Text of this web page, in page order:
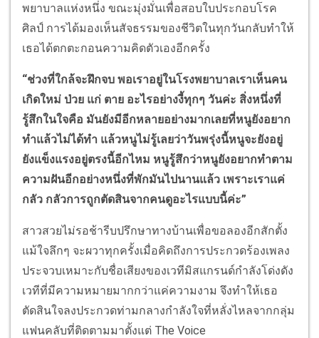
พยาบาลแห่งหนึ่ง ขณะมุ่งมั่นเพื่อสอบใบประกอบโรค
ศิลป์ การได้มองเห็นสัจธรรมของชีวิตในทุกวันกลับทำให้
เธอได้ตกตะกอนความคิดตัวเองอีกครั้ง
“ช่วงที่ใกล้จะฝึกจบ พอเราอยู่ในโรงพยาบาลเราเห็นคน
เกิดใหม่ ป่วย แก่ ตาย อะไรอย่างงี้ทุกๆ วันค่ะ สิ่งหนึ่งที่
รู้สึกในใจคือ มันยังมีอีกหลายอย่างมากเลยที่หนูยังอยาก
ทำแล้วไม่ได้ทำ แล้วหนูไม่รู้เลยว่าวันพรุ่งนี้หนูจะยังอยู่
ยังแข็งแรงอยู่ตรงนี้อีกไหม หนูรู้สึกว่าหนูยังอยากทำตาม
ความฝันอีกอย่างหนึ่งที่พักมันไปนานแล้ว เพราะเราแค่
กลัว กลัวการถูกตัดสินจากคนดูอะไรแบบนี้ค่ะ”
สาวสวยไม่รอช้ารีบปรึกษาทางบ้านเพื่อขอลองอีกสักตั้ง
แม้ใจลึกๆ จะผวาทุกครั้งเมื่อคิดถึงการประกวดร้องเพลง
ประจวบเหมาะกับชื่อเสียงของเวทีมิสแกรนด์กำลังโด่งดัง
เวทีที่มีความหมายมากกว่าแค่ความงาม จึงทำให้เธอ
ตัดสินใจลงประกวดท่ามกลางกำลังใจที่หลั่งไหลจากกลุ่ม
แฟนคลับที่ติดตามมาตั้งแต่ The Voice